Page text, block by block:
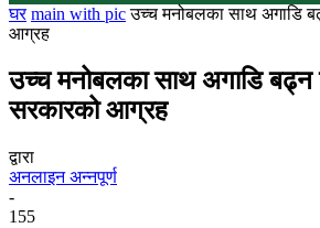
घर main with pic उच्च मनोबलका साथ अगाडि
आग्रह
उच्च मनोबलका साथ अगाडि बढ्न
सरकारको आग्रह
द्वारा
अनलाइन अन्नपूर्ण
-
155